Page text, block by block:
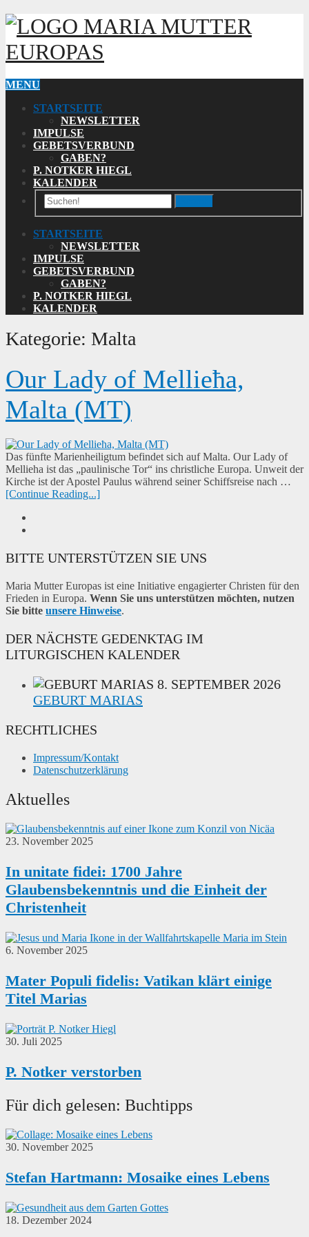
MARIA MUTTER
EUROPAS
MENU
STARTSEITE
NEWSLETTER
IMPULSE
GEBETSVERBUND
GABEN?
P. NOTKER HIEGL
KALENDER
STARTSEITE
NEWSLETTER
IMPULSE
GEBETSVERBUND
GABEN?
P. NOTKER HIEGL
KALENDER
Kategorie: Malta
Our Lady of Mellieħa,
Malta (MT)
Das fünfte Marienheiligtum befindet sich auf Malta. Our Lady of
Mellieha ist das „paulinische Tor“ ins christliche Europa. Unweit der
Kirche ist der Apostel Paulus während seiner Schiffsreise nach …
[Continue Reading...]
BITTE UNTERSTÜTZEN SIE UNS
Maria Mutter Europas ist eine Initiative engagierter Christen für den
Frieden in Europa. Wenn Sie uns unterstützen möchten, nutzen
Sie bitte unsere Hinweise.
DER NÄCHSTE GEDENKTAG IM
LITURGISCHEN KALENDER
8. SEPTEMBER 2026
GEBURT MARIAS
RECHTLICHES
Impressum/Kontakt
Datenschutzerklärung
Aktuelles
23. November 2025
In unitate fidei: 1700 Jahre
Glaubensbekenntnis und die Einheit der
Christenheit
6. November 2025
Mater Populi fidelis: Vatikan klärt einige
Titel Marias
30. Juli 2025
P. Notker verstorben
Für dich gelesen: Buchtipps
30. November 2025
Stefan Hartmann: Mosaike eines Lebens
18. Dezember 2024